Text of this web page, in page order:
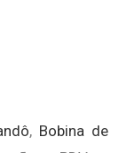
, Bobina de